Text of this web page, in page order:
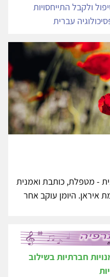
ולקבל התייחסויות
עברית
- מטפלת, כותבת ואמנית
איראן. היומן עוקב אחר
חברתיות בשילוב